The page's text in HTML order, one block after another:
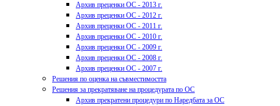
Архив преценки ОС - 2013 г.
Архив преценки ОС - 2012 г.
Архив преценки ОС - 2011 г.
Архив преценки ОС - 2010 г.
Архив преценки ОС - 2009 г.
Архив преценки ОС - 2008 г.
Архив преценки ОС - 2007 г.
Решения по оценка на съвместимостта
Решения за прекратяване на процедурата по ОС
Архив прекратени процедури по Наредбата за ОС